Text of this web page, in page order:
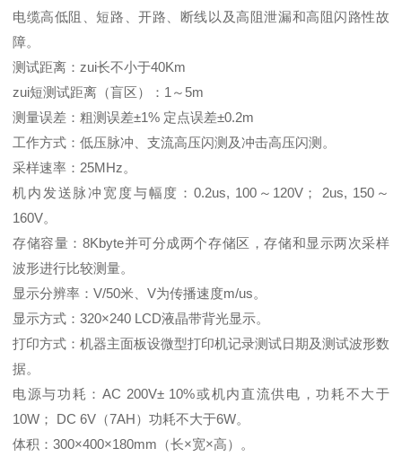
电缆高低阻、短路、开路、断线以及高阻泄漏和高阻闪路性故
障。
测试距离：zui长不小于40Km
zui短测试距离（盲区）：1～5m
测量误差：粗测误差±1% 定点误差±0.2m
工作方式：低压脉冲、支流高压闪测及冲击高压闪测。
采样速率：25MHz。
机内发送脉冲宽度与幅度：0.2us, 100～120V； 2us, 150～
160V。
存储容量：8Kbyte并可分成两个存储区，存储和显示两次采样
波形进行比较测量。
显示分辨率：V/50米、V为传播速度m/us。
显示方式：320×240 LCD液晶带背光显示。
打印方式：机器主面板设微型打印机记录测试日期及测试波形数
据。
电源与功耗：AC 200V± 10%或机内直流供电，功耗不大于
10W； DC 6V（7AH）功耗不大于6W。
体积：300×400×180mm（长×宽×高）。